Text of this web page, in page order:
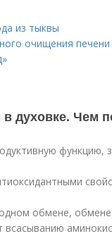
из тыквы
очищения печени
духовке. Чем
функцию,
обмене, обмене
всасыванию